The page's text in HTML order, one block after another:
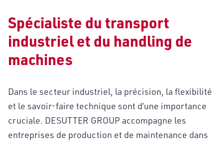
Spécialiste du transport
industriel et du handling de
machines
Dans le secteur industriel, la précision, la flexibilité
et le savoir-faire technique sont d’une importance
cruciale. DESUTTER GROUP accompagne les
entreprises de production et de maintenance dans